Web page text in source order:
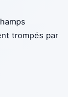
trompés par